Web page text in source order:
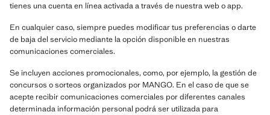
tienes una cuenta en línea activada a través de nuestra web o app.
En cualquier caso, siempre puedes modificar tus preferencias o darte
de baja del servicio mediante la opción disponible en nuestras
comunicaciones comerciales.
Se incluyen acciones promocionales, como, por ejemplo, la gestión de
concursos o sorteos organizados por MANGO. En el caso de que se
acepte recibir comunicaciones comerciales por diferentes canales
determinada información personal podrá ser utilizada para